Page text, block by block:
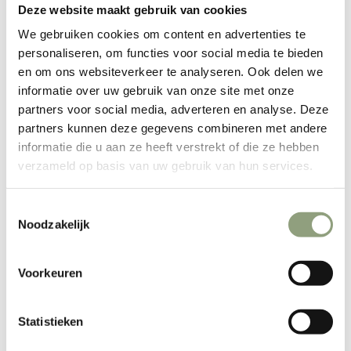
Deze website maakt gebruik van cookies
We gebruiken cookies om content en advertenties te
personaliseren, om functies voor social media te bieden
en om ons websiteverkeer te analyseren. Ook delen we
informatie over uw gebruik van onze site met onze
partners voor social media, adverteren en analyse. Deze
partners kunnen deze gegevens combineren met andere
informatie die u aan ze heeft verstrekt of die ze hebben
verzameld op basis van uw gebruik van hun services.
Noodzakelijk
Voorkeuren
Statistieken
mogelijk om ook houtskool of briketten op de Dutch oven te
plaatsen. De Dutch oven wordt dus van alle kanten
verwarmd en is daarom heel geschikt voor het bakken van
brood.
Eigenschappen
Geschikt voor 20+ personen.
Zeer robuust en multifunctioneel.
Uniek ontwerp en nette afwerking.
Talrijke bereidingsmogelijkheden en kookmethodes.
Recht opstaande rand op de deksel waardoor er geen as
in de pan valt als je tijdens het koken onder de deksel
Deksel ook als pan te gebruiken.
Pre-seasoned, klaar voor gebruik.